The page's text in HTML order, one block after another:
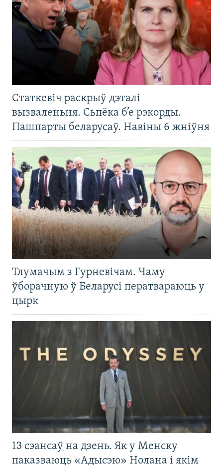
Статкевіч раскрыў дэталі
вызваленьня. Сьпёка б’е рэкорды.
Пашпарты беларусаў. Навіны 6 жніўня
Тлумачым з Гурневічам. Чаму
ўборачную ў Беларусі ператвараюць у
цырк
13 сэансаў на дзень. Як у Менску
паказваюць «Адысэю» Нолана і якім